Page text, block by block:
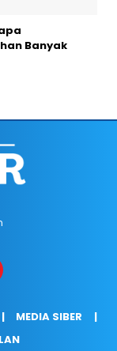
Banyak
MEDIA SIBER